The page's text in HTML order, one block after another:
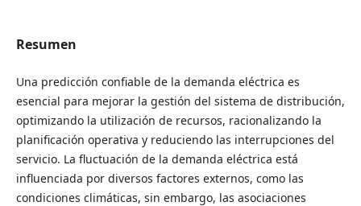
Resumen
Una predicción confiable de la demanda eléctrica es
esencial para mejorar la gestión del sistema de distribución,
optimizando la utilización de recursos, racionalizando la
planificación operativa y reduciendo las interrupciones del
servicio. La fluctuación de la demanda eléctrica está
influenciada por diversos factores externos, como las
condiciones climáticas, sin embargo, las asociaciones